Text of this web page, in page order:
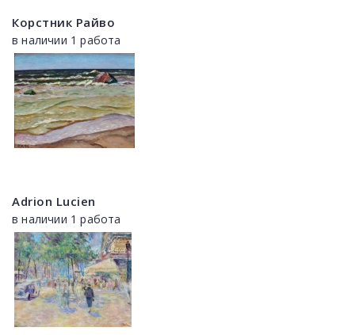
Корстник Райво
в наличии 1 работа
Adrion Lucien
в наличии 1 работа